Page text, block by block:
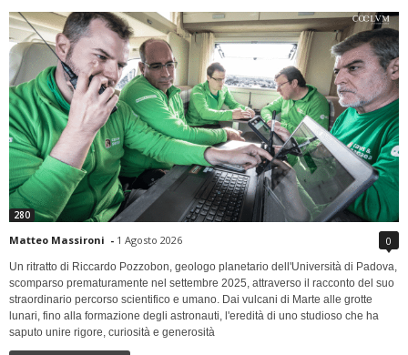
280
Matteo Massironi - 1 Agosto 2026 0
Un ritratto di Riccardo Pozzobon, geologo planetario dell'Università di Padova,
scomparso prematuramente nel settembre 2025, attraverso il racconto del suo
straordinario percorso scientifico e umano. Dai vulcani di Marte alle grotte
lunari, fino alla formazione degli astronauti, l'eredità di uno studioso che ha
saputo unire rigore, curiosità e generosità